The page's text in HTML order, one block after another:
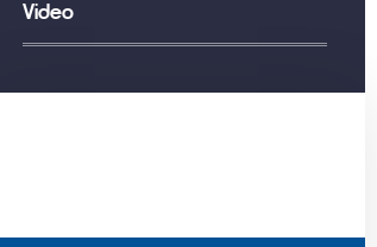
Video